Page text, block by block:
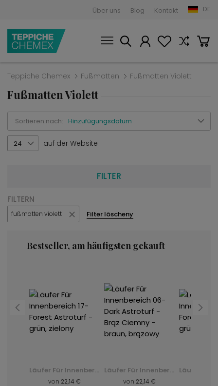
Über uns Blog Kontakt DE
Teppiche Chemex Fußmatten Fußmatten Violett
Fußmatten Violett
Sortieren nach: Hinzufügungsdatum
24 auf der Website
FILTER
FILTERN
fußmatten violett Filter löscheny
Bestseller, am häufigsten gekauft
Läufer Für Innenbereich 17-Forest Astroturf - grün, zielony
von 22,14 €
Läufer Für Innenbereich 06-Dark Astroturf - Brąz Ciemny - braun, brązowy
von 22,14 €